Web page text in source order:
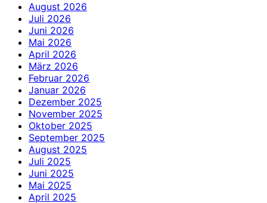
August 2026
Juli 2026
Juni 2026
Mai 2026
April 2026
März 2026
Februar 2026
Januar 2026
Dezember 2025
November 2025
Oktober 2025
September 2025
August 2025
Juli 2025
Juni 2025
Mai 2025
April 2025